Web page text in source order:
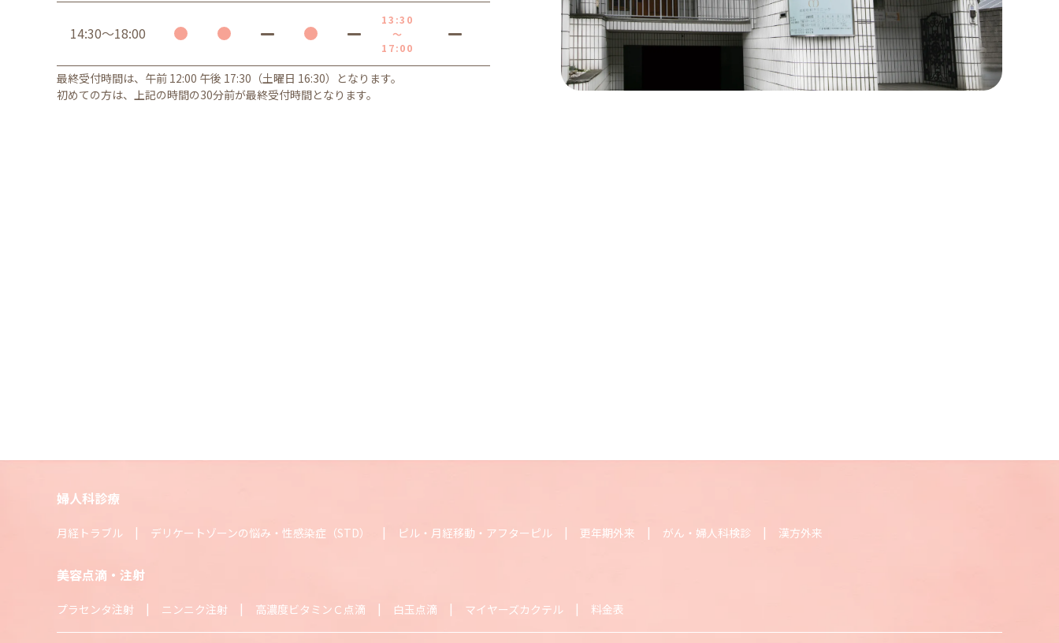
14:30～18:00
13:30
～
17:00
最終受付時間は、午前 12:00 午後 17:30（土曜日 16:30）となります。
初めての方は、上記の時間の30分前が最終受付時間となります。
婦人科診療
月経トラブル デリケートゾーンの悩み・性感染症（STD） ピル・月経移動・アフターピル 更年期外来 がん・婦人科検診 漢方外来
美容点滴・注射
プラセンタ注射 ニンニク注射 高濃度ビタミンＣ点滴 白玉点滴 マイヤーズカクテル 料金表